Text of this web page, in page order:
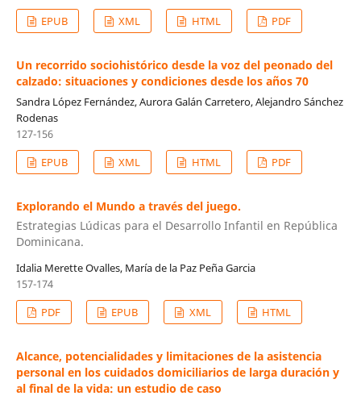
EPUB
XML HTML PDF
Un recorrido sociohistórico desde la voz del peonado del
calzado: situaciones y condiciones desde los años 70
Sandra López Fernández, Aurora Galán Carretero, Alejandro Sánchez
Rodenas
127-156
EPUB
XML HTML PDF
Explorando el Mundo a través del juego.
Estrategias Lúdicas para el Desarrollo Infantil en República
Dominicana.
Idalia Merette Ovalles, María de la Paz Peña Garcia
157-174
PDF
EPUB XML HTML
Alcance, potencialidades y limitaciones de la asistencia
personal en los cuidados domiciliarios de larga duración y
al final de la vida: un estudio de caso